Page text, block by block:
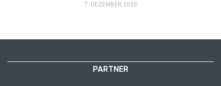
7. DEZEMBER 2025
PARTNER